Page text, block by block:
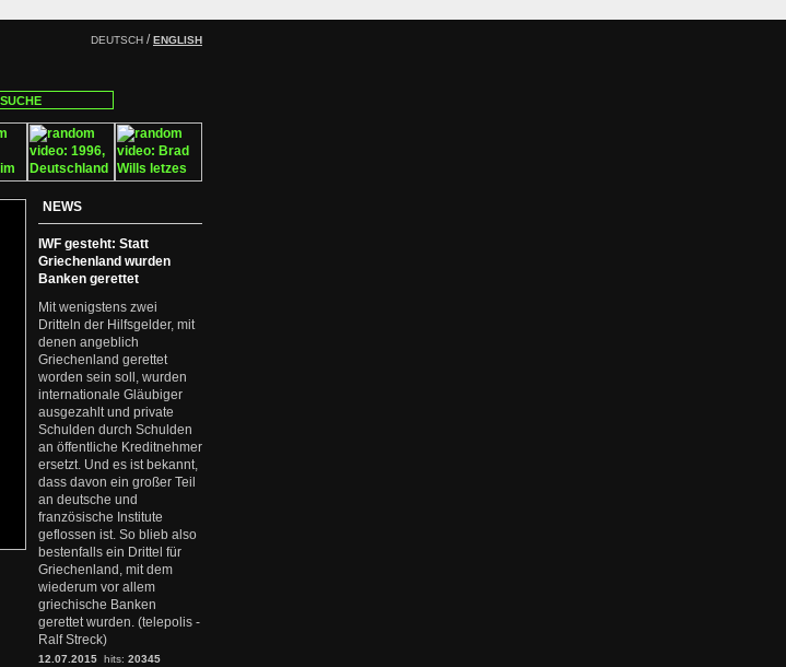
DEUTSCH /ENGLISH
NEWS
IWF gesteht: Statt
Griechenland wurden
Banken gerettet
Mit wenigstens zwei
Dritteln der Hilfsgelder, mit
denen angeblich
Griechenland gerettet
worden sein soll, wurden
internationale Gläubiger
ausgezahlt und private
Schulden durch Schulden
an öffentliche Kreditnehmer
ersetzt. Und es ist bekannt,
dass davon ein großer Teil
an deutsche und
französische Institute
geflossen ist. So blieb also
bestenfalls ein Drittel für
Griechenland, mit dem
wiederum vor allem
griechische Banken
gerettet wurden. (telepolis -
Ralf Streck)
12.07.2015 hits: 20345